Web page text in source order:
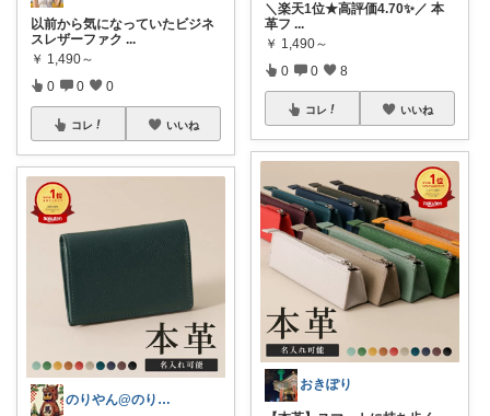
以前から気になっていたビジネ
スレザーファク ...
￥ 1,490～
0 0 0
コレ いいね
のりやん@のりやんフィギュアを探せ開催中
＼楽天1位★高評価4.70✨／ 本
革フ ...
￥ 1,490～
0 0 8
コレ いいね
おきぽり